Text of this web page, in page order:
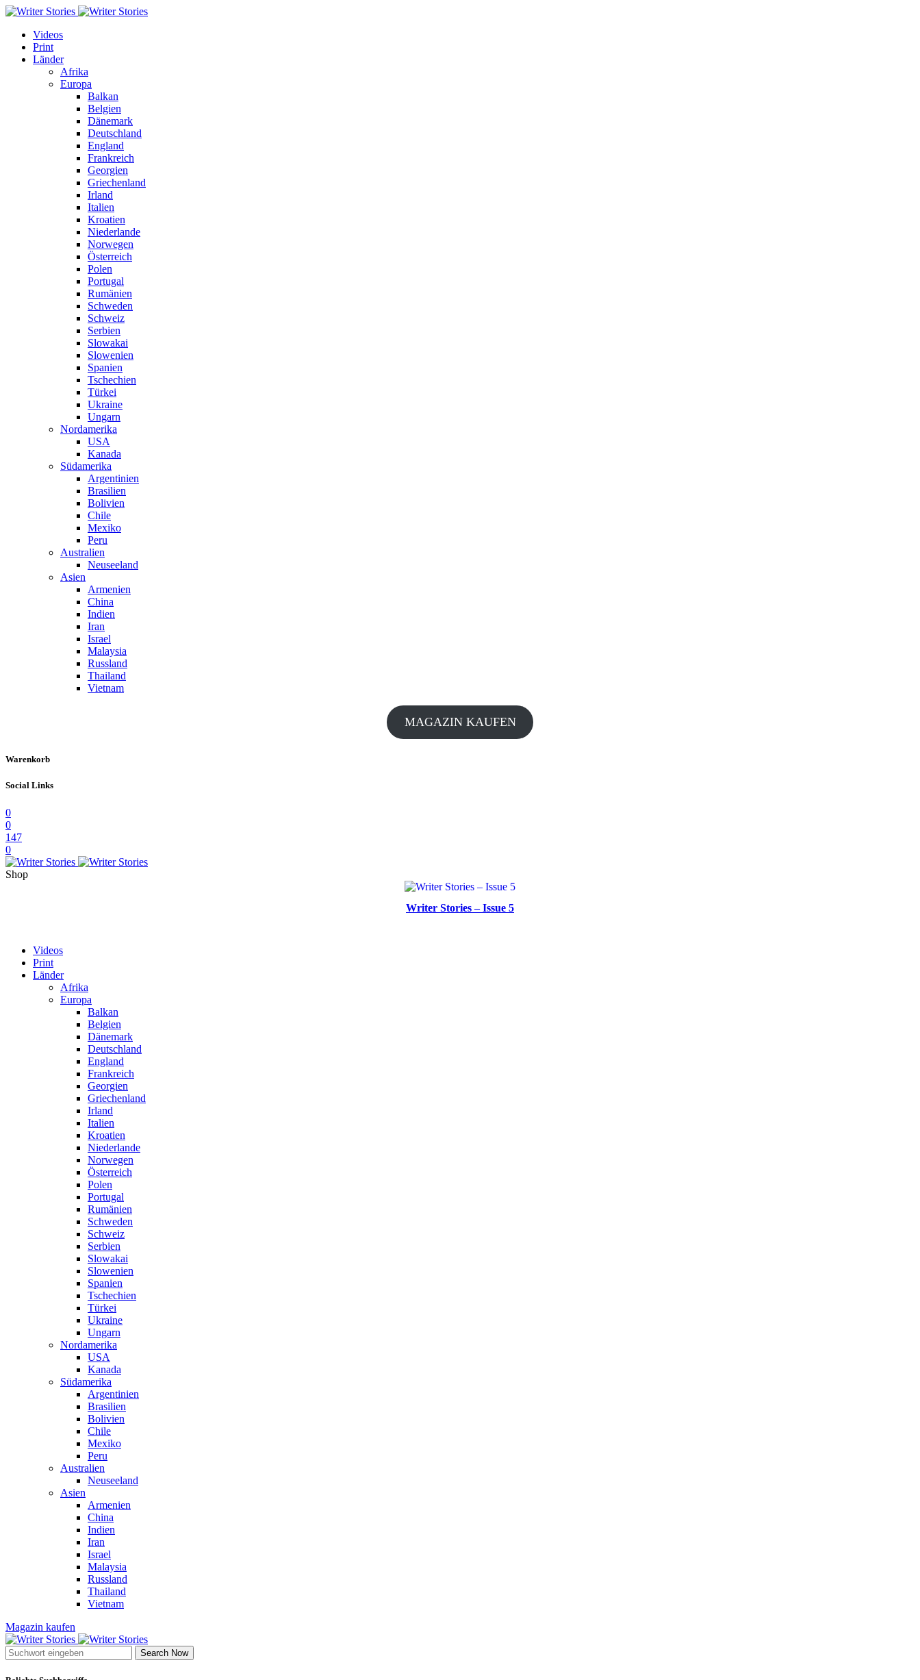
Videos
Print
Länder
Afrika
Europa
Balkan
Belgien
Dänemark
Deutschland
England
Frankreich
Georgien
Griechenland
Irland
Italien
Kroatien
Niederlande
Norwegen
Österreich
Polen
Portugal
Rumänien
Schweden
Schweiz
Serbien
Slowakai
Slowenien
Spanien
Tschechien
Türkei
Ukraine
Ungarn
Nordamerika
USA
Kanada
Südamerika
Argentinien
Brasilien
Bolivien
Chile
Mexiko
Peru
Australien
Neuseeland
Asien
Armenien
China
Indien
Iran
Israel
Malaysia
Russland
Thailand
Vietnam
MAGAZIN KAUFEN
Warenkorb
Social Links
0
0
147
0
Shop
Writer Stories – Issue 5
Videos
Print
Länder
Afrika
Europa
Balkan
Belgien
Dänemark
Deutschland
England
Frankreich
Georgien
Griechenland
Irland
Italien
Kroatien
Niederlande
Norwegen
Österreich
Polen
Portugal
Rumänien
Schweden
Schweiz
Serbien
Slowakai
Slowenien
Spanien
Tschechien
Türkei
Ukraine
Ungarn
Nordamerika
USA
Kanada
Südamerika
Argentinien
Brasilien
Bolivien
Chile
Mexiko
Peru
Australien
Neuseeland
Asien
Armenien
China
Indien
Iran
Israel
Malaysia
Russland
Thailand
Vietnam
Magazin kaufen
Search Now